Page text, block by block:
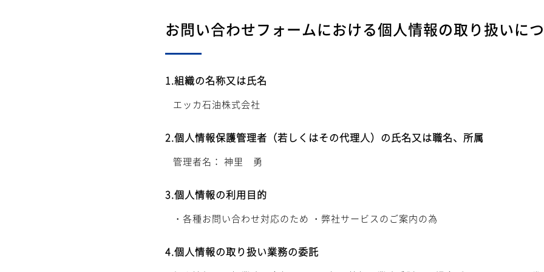
お問い合わせフォームにおける個人情報の取り扱いに
1.組織の名称又は氏名
エッカ石油株式会社
2.個人情報保護管理者（若しくはその代理人）の氏名又は職名、所属
管理者名： 神里 勇
3.個人情報の利用目的
・各種お問い合わせ対応のため ・弊社サービスのご案内の為
4.個人情報の取り扱い業務の委託